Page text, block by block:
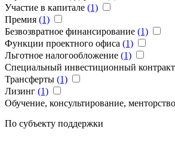
Участие в капитале (1)
Премия (1)
Безвозвратное финансирование (1)
Функции проектного офиса (1)
Льготное налогообложение (1)
Специальный инвестиционный контракт
Трансферты (1)
Лизинг (1)
Обучение, консультирование,
По субъекту поддержки